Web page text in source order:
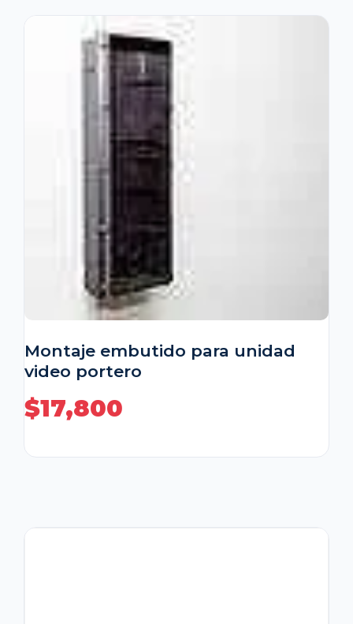
Montaje embutido para unidad
video portero
$17,800